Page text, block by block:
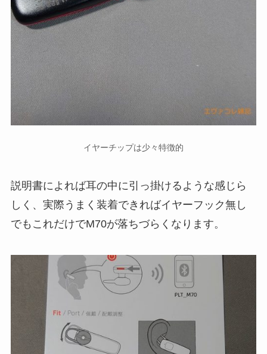
イヤーチップは少々特徴的
説明書によれば耳の中に引っ掛けるような感じら
しく、実際うまく装着できればイヤーフック無し
でもこれだけでM70が落ちづらくなります。